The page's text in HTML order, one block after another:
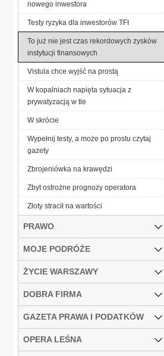
nowego inwestora
Testy ryzyka dla inwestorów TFI
To już nie jest czas rekordowych zysków
instytucji finansowych
Vistula chce wyjść na prostą
W kopalniach napięta sytuacja z
prywatyzacją w tle
W skrócie
Wypełnij testy, a może po prostu czytaj
gazety
Zbrojeniówka na krawędzi
Zbyt ostrożne prognozy operatora
Złoty stracił na wartości
PRAWO
MOJE PODRÓŻE
ŻYCIE WARSZAWY
DOBRA FIRMA
GAZETA PRAWA I PODATKÓW
OPERA LEŚNA